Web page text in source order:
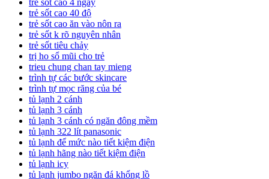
trẻ sốt cao 40 độ
trẻ sốt cao ăn vào nôn ra
trẻ sốt k rõ nguyên nhân
trẻ sốt tiêu chảy
trị ho sổ mũi cho trẻ
trieu chung chan tay mieng
trình tự các bước skincare
trình tự mọc răng của bé
tủ lạnh 2 cánh
tủ lạnh 3 cánh
tủ lạnh 3 cánh có ngăn đông mềm
tủ lạnh 322 lít panasonic
tủ lạnh để mức nào tiết kiệm điện
tủ lạnh hãng nào tiết kiệm điện
tủ lạnh icy
tủ lạnh jumbo ngăn đá khổng lồ